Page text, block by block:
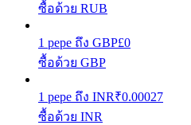
ซื้อด้วย RUB
1 pepe ถึง GBP£0
ซื้อด้วย GBP
1 pepe ถึง INR₹0.00027
ซื้อด้วย INR